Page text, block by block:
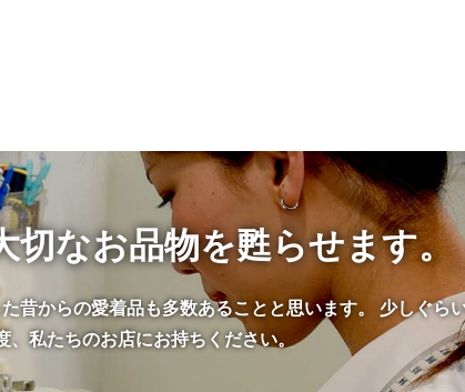
切なお品物を甦らせます。
昔からの愛着品も多数あることと思います。 少しぐら
私たちのお店にお持ちください。